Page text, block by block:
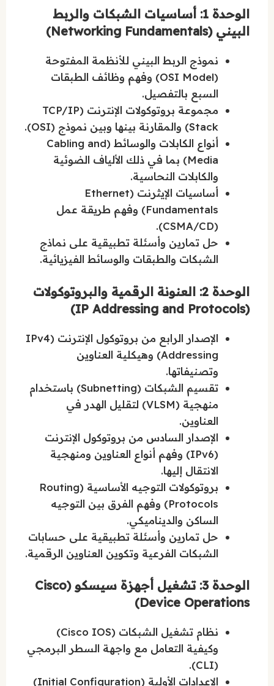
الوحدة 1: أساسيات الشبكات والربط
البيني (Networking Fundamentals)
نموذج الربط البيني للأنظمة المفتوحة
(OSI Model) وفهم وظائف الطبقات
السبع بالتفصيل.
مجموعة بروتوكولات الإنترنت (TCP/IP
Stack) والمقارنة بينها وبين نموذج (OSI).
أنواع الكابلات والوسائط (Cabling and
Media) بما في ذلك الألياف الضوئية
والكابلات النحاسية.
أساسيات الإيثرنت (Ethernet
Fundamentals) وفهم طريقة عمل
(CSMA/CD).
حل تمارين وأسئلة تطبيقية على نماذج
الشبكات والطبقات والوسائط الفيزيائية.
الوحدة 2: العنونة الرقمية والبروتوكولات
(IP Addressing and Protocols)
الإصدار الرابع من بروتوكول الإنترنت (IPv4
Addressing) وهيكلية العناوين
وتصنيفاتها.
تقسيم الشبكات (Subnetting) باستخدام
منهجية (VLSM) لتقليل الهدر في
العناوين.
الإصدار السادس من بروتوكول الإنترنت
(IPv6) وفهم أنواع العناوين ومنهجية
الانتقال إليها.
بروتوكولات التوجيه الأساسية (Routing
Protocols) وفهم الفرق بين التوجيه
الساكن والديناميكي.
حل تمارين وأسئلة تطبيقية على حسابات
الشبكات الفرعية وتكوين العناوين الرقمية.
الوحدة 3: تشغيل أجهزة سيسكو (Cisco
Device Operations)
نظام تشغيل الشبكات (Cisco IOS)
وكيفية التعامل مع واجهة السطر البرمجي
(CLI).
الإعدادات الأولية (Initial Configuration)